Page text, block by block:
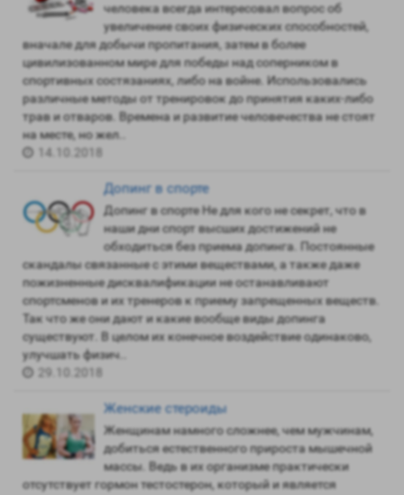
человека всегда интересовал вопрос об
увеличение своих физических способностей,
вначале для добычи пропитания, затем в более
цивилизованном мире для победы над соперником в
спортивных состязаниях, либо на войне. Использовались
различные методы от тренировок до принятия каких-либо
трав и отваров. Времена и развитие человечества не стоят
на месте, но жел..
14.10.2018
Допинг в спорте
Допинг в спорте Не для кого не секрет, что в
наши дни спорт высших достижений не
обходиться без приема допинга. Постоянные
скандалы связанные с этими веществами, а также даже
пожизненные дисквалификации не останавливают
спортсменов и их тренеров к приему запрещенных веществ.
Так что же они дают и какие вообще виды допинга
существуют. В целом их конечное воздействие одинаково,
улучшать физич..
29.10.2018
Женские стероиды
Женщинам намного сложнее, чем мужчинам,
добиться естественного прироста мышечной
массы. Ведь в их организме практически
отсутствует гормон тестостерон, который и является